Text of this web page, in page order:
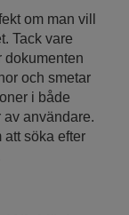
om man vill
Tack vare
dokumenten
och smetar
i både
användare.
att söka efter